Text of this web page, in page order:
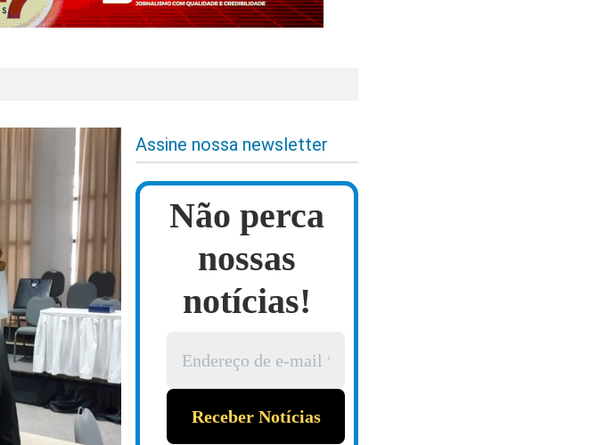
Assine nossa newsletter
Não perca
nossas
notícias!